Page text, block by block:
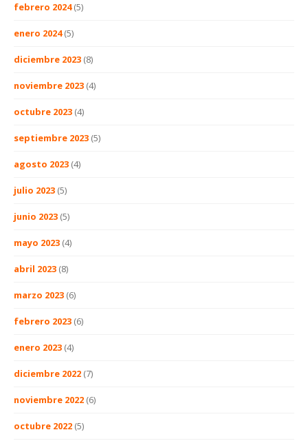
febrero 2024(5)
enero 2024(5)
diciembre 2023 (8)
noviembre 2023 (4)
octubre 2023 (4)
septiembre 2023 (5)
agosto 2023 (4)
julio 2023 (5)
junio 2023 (5)
mayo 2023 (4)
abril 2023 (8)
marzo 2023 (6)
febrero 2023 (6)
enero 2023 (4)
diciembre 2022 (7)
noviembre 2022 (6)
octubre 2022 (5)